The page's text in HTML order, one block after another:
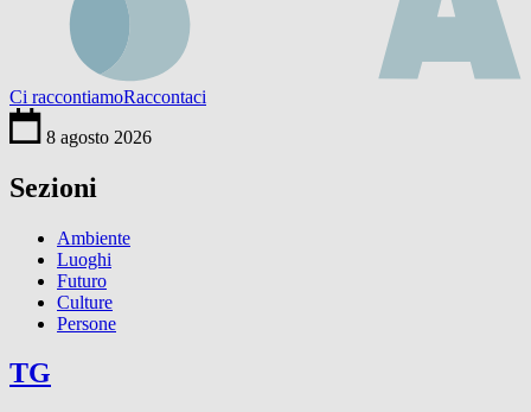
Ci raccontiamoRaccontaci
8 agosto 2026
Sezioni
Ambiente
Luoghi
Futuro
Culture
Persone
TG